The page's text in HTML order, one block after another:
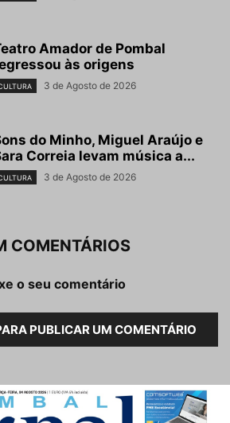
Amador de Pombal
às origens
3 de Agosto de 2026
do Minho, Miguel Araújo e
Correia levam música a...
3 de Agosto de 2026
COMENTÁRIOS
o seu comentário
PUBLICAR UM COMENTÁRIO